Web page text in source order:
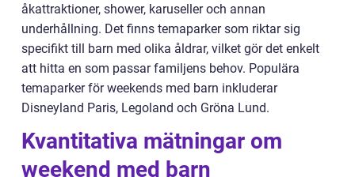
åkattraktioner, shower, karuseller och annan
underhållning. Det finns temaparker som riktar sig
specifikt till barn med olika åldrar, vilket gör det enkelt
att hitta en som passar familjens behov. Populära
temaparker för weekends med barn inkluderar
Disneyland Paris, Legoland och Gröna Lund.
Kvantitativa mätningar om
weekend med barn